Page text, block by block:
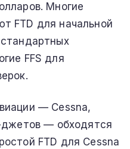
Многие
FTD для начальной
FFS для
— Cessna,
джетов — обходятся
FTD для Cessna